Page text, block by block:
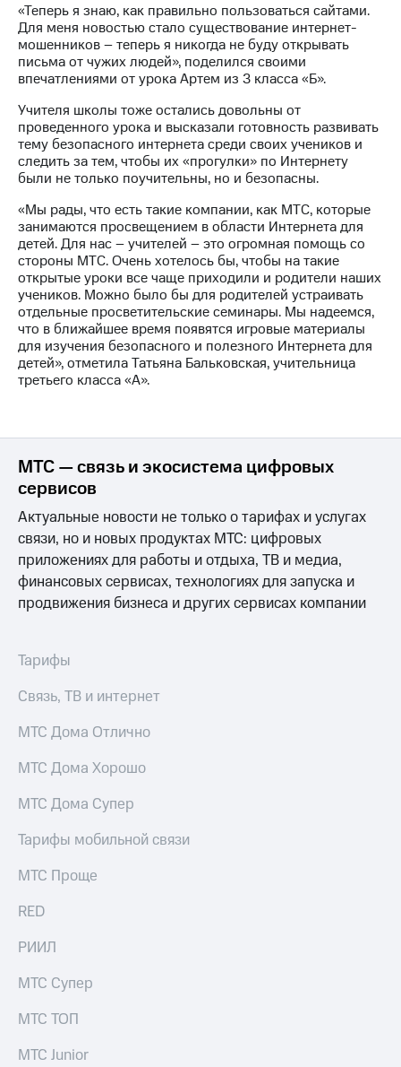
кабинет
акционера
Акционерный
капитал
Контроль
и
аудит
Рынок
акций
Описание
Программа
приобретения
Порядок
выкупа
акций
Дивиденды
Рынок
облигаций
Описание
Еврооблигации-2023
именных
облигаций
Другое
Регистратор
Контакты
развитие
деловая этика
На главную
«Теперь я знаю, как правильно пользоваться сайтами.
Для меня новостью стало существование интернет-
мошенников – теперь я никогда не буду открывать
письма от чужих людей», поделился своими
впечатлениями от урока Артем из 3 класса «Б».
Учителя школы тоже остались довольны от
проведенного урока и высказали готовность развивать
тему безопасного интернета среди своих учеников и
следить за тем, чтобы их «прогулки» по Интернету
были не только поучительны, но и безопасны.
«Мы рады, что есть такие компании, как МТС, которые
занимаются просвещением в области Интернета для
детей. Для нас – учителей – это огромная помощь со
стороны МТС. Очень хотелось бы, чтобы на такие
открытые уроки все чаще приходили и родители наших
учеников. Можно было бы для родителей устраивать
отдельные просветительские семинары. Мы надеемся,
что в ближайшее время появятся игровые материалы
для изучения безопасного и полезного Интернета для
детей», отметила Татьяна Бальковская, учительница
третьего класса «А».
МТС — связь и экосистема цифровых
сервисов
Актуальные новости не только о тарифах и услугах
связи, но и новых продуктах МТС: цифровых
приложениях для работы и отдыха, ТВ и медиа,
финансовых сервисах, технологиях для запуска и
продвижения бизнеса и других сервисах компании
Тарифы
Связь, ТВ и интернет
МТС Дома Отлично
МТС Дома Хорошо
МТС Дома Супер
Тарифы мобильной связи
МТС Проще
RED
РИИЛ
МТС Супер
МТС ТОП
МТС Junior